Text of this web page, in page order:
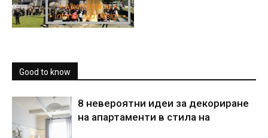
Good to know
8 невероятни идеи за декориране
на апартаменти в стила на